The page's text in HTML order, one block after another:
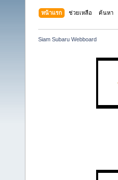
หน้าแรก ช่วยเหลือ ค้นหา
Siam Subaru Webboard